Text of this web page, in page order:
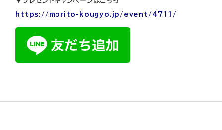
https://morito-kougyo.jp/event/4711/